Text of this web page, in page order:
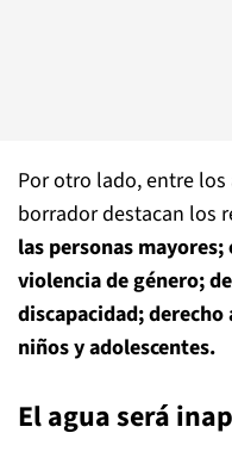
Por otro lado, entre
borrador destacan los
las personas
violencia de género;
discapacidad;
niños y adolescentes.
El agua será